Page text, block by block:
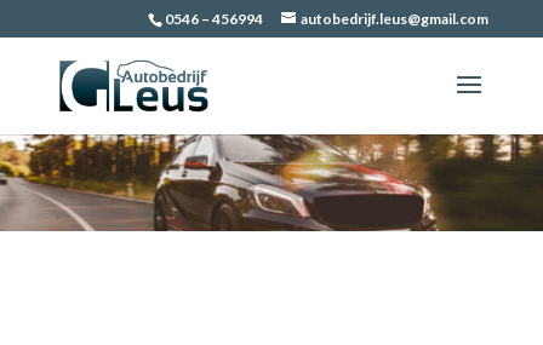
0546 – 456994 autobedrijf.leus@gmail.com